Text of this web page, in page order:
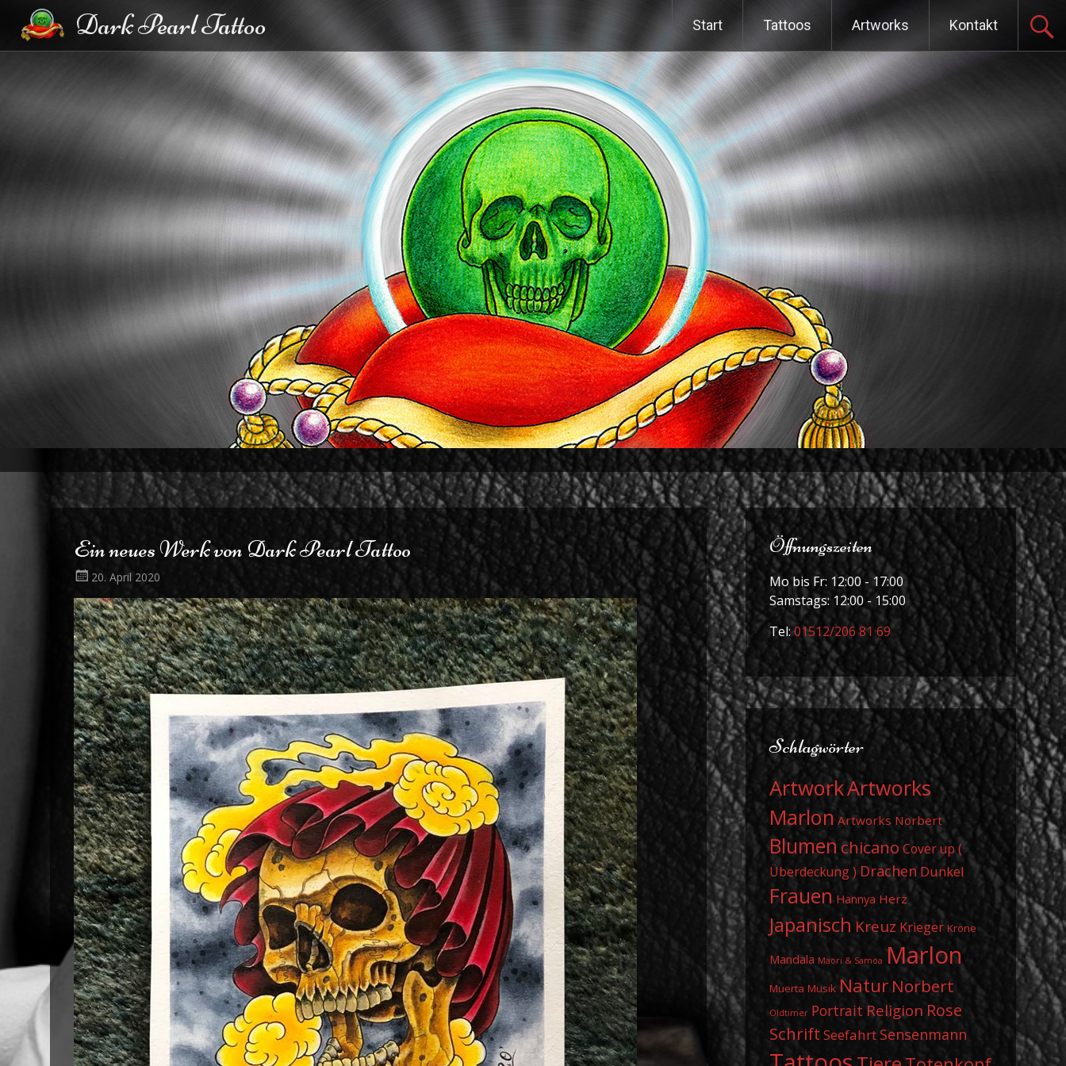
Dark Pearl Tattoo Start Tattoos Artworks Kontakt
Ein neues Werk von Dark Pearl Tattoo
20. April 2020
Öffnungszeiten
Mo bis Fr: 12:00 - 17:00
Samstags: 12:00 - 15:00
Tel:01512/206 81 69
Schlagwörter
ArtworkArtworks
Marlon Artworks Norbert
Blumen chicano Cover up (
Überdeckung ) Drachen Dunkel
Frauen Hannya Herz
Japanisch Kreuz Krieger Krone
Mandala Maori & Samoa Marlon
Muerta Musik Natur Norbert
Oldtimer Portrait Religion Rose
Schrift Seefahrt Sensenmann